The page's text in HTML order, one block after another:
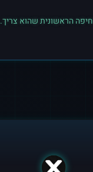
הראשונית שהוא צריך.